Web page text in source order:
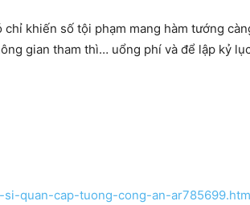
khiến số tội phạm mang hàm tướng
gian tham thì… uổng phí và để lập kỷ
quan-cap-tuong-cong-an-